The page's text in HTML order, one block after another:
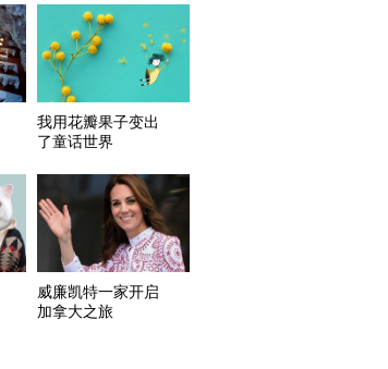
我用花瓣果子变出
了童话世界
威廉凯特一家开启
加拿大之旅